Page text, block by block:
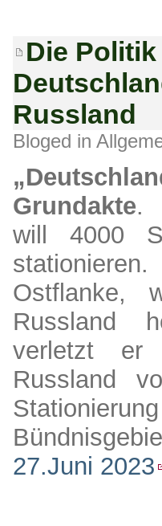
Die
Russland
Bloged in
Grundakte.
will 4000
Ostflanke,
Russland
verletzt er
Russland
27.Juni 2023